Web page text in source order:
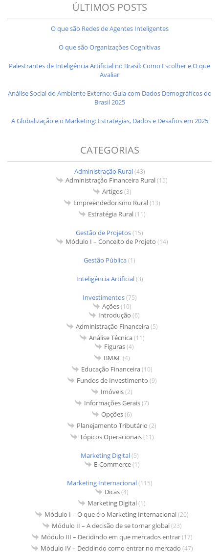
ÚLTIMOS POSTS
O que são Redes de Agentes Inteligentes
O que são Organizações Cognitivas
Palestrantes de Inteligência Artificial no Brasil: Como Escolher e O que
Avaliar
Análise Social do Ambiente Externo: Guia com Dados Demográficos do
Brasil 2025
A Globalização e o Marketing: Estratégias, Dados e Desafios em 2025
CATEGORIAS
Administração Rural(43)
Administração Financeira Rural(15)
Artigos(3)
Empreendedorismo Rural(13)
Estratégia Rural(11)
Gestão de Projetos(15)
Módulo I – Conceito de Projeto (14)
Gestão Pública(1)
Inteligência Artificial(3)
Investimentos(75)
Ações(10)
Introdução (6)
Administração Financeira(5)
Análise Técnica(11)
Figuras(4)
BM&F(4)
Educação Financeira(10)
Fundos de Investimento (9)
Imóveis(2)
Informações Gerais(7)
Opções(6)
Planejamento Tributário (2)
Tópicos Operacionais(11)
Marketing Digital(5)
E-Commerce(1)
Marketing Internacional(115)
Dicas(4)
Marketing Digital(1)
Módulo I – O que é o Marketing Internacional(20)
Módulo II – A decisão de se tornar global(23)
Módulo III – Decidindo em que mercados entrar(17)
Módulo IV – Decidindo como entrar no mercado (47)